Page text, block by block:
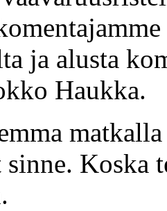
ja alusta
Haukka.
sinne. Koska